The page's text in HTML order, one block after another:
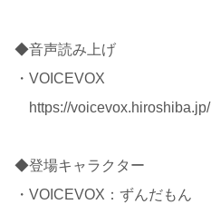
◆音声読み上げ
・VOICEVOX
https://voicevox.hiroshiba.jp/
◆登場キャラクター
・VOICEVOX：ずんだもん